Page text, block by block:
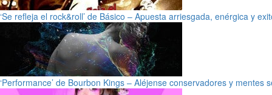
‘Se refleja el rock&roll’ de Básico – Apuesta arriesgada, enérgica y
‘Performance’ de Bourbon Kings – Aléjense conservadores y mentes